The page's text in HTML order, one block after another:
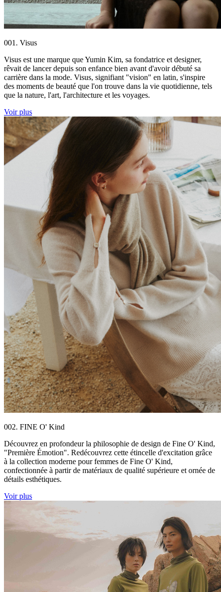
001. Visus
Visus est une marque que Yumin Kim, sa fondatrice et designer,
rêvait de lancer depuis son enfance bien avant d'avoir débuté sa
carrière dans la mode. Visus, signifiant "vision" en latin, s'inspire
des moments de beauté que l'on trouve dans la vie quotidienne, tels
que la nature, l'art, l'architecture et les voyages.
Voir plus
002. FINE O' Kind
Découvrez en profondeur la philosophie de design de Fine O' Kind,
"Première Émotion". Redécouvrez cette étincelle d'excitation grâce
à la collection moderne pour femmes de Fine O' Kind,
confectionnée à partir de matériaux de qualité supérieure et ornée de
détails esthétiques.
Voir plus